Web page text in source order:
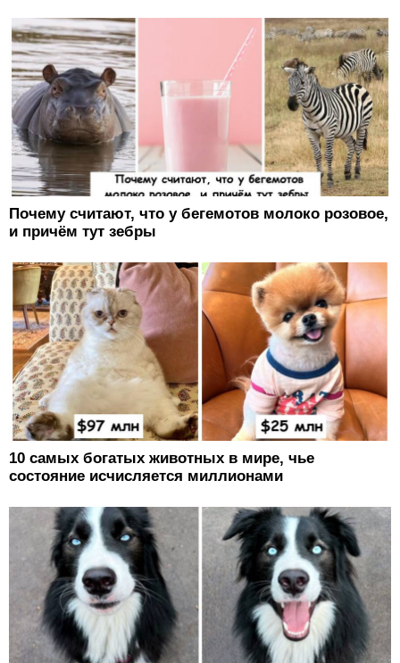
Почему считают, что у бегемотов молоко розовое,
и причём тут зебры
10 самых богатых животных в мире, чье
состояние исчисляется миллионами